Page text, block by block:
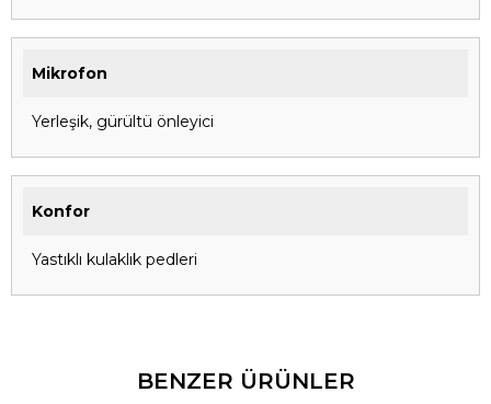
Mikrofon
Yerleşik, gürültü önleyici
Konfor
Yastıklı kulaklık pedleri
BENZER ÜRÜNLER